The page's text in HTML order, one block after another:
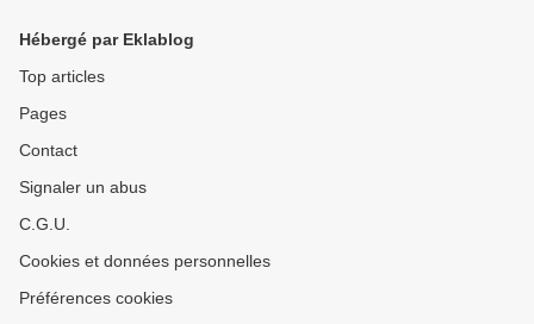
Hébergé par Eklablog
Top articles
Pages
Contact
Signaler un abus
C.G.U.
Cookies et données personnelles
Préférences cookies